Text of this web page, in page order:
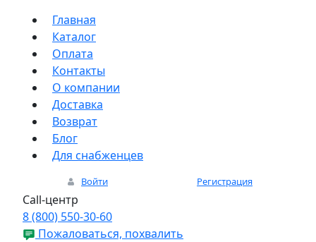
Главная
Каталог
Оплата
Контакты
О компании
Доставка
Возврат
Блог
Для снабженцев
Войти Регистрация
Call-центр
8 (800) 550-30-60
Пожаловаться, похвалить